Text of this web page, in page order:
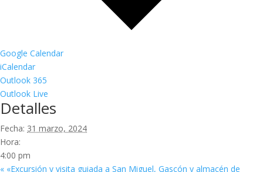
Google Calendar
iCalendar
Outlook 365
Outlook Live
Detalles
Fecha: 31 marzo, 2024
Hora:
4:00 pm
« «Excursión y visita guiada a San Miguel, Gascón y almacén de